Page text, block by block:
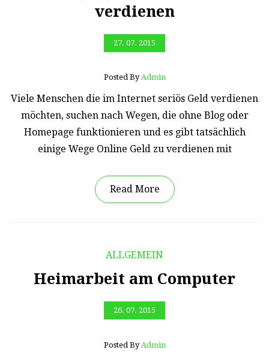
verdienen
27. 07. 2015
Posted ByAdmin
Viele Menschen die im Internet seriös Geld verdienen
möchten, suchen nach Wegen, die ohne Blog oder
Homepage funktionieren und es gibt tatsächlich
einige Wege Online Geld zu verdienen mit
Read More
ALLGEMEIN
Heimarbeit am Computer
26. 07. 2015
Posted ByAdmin